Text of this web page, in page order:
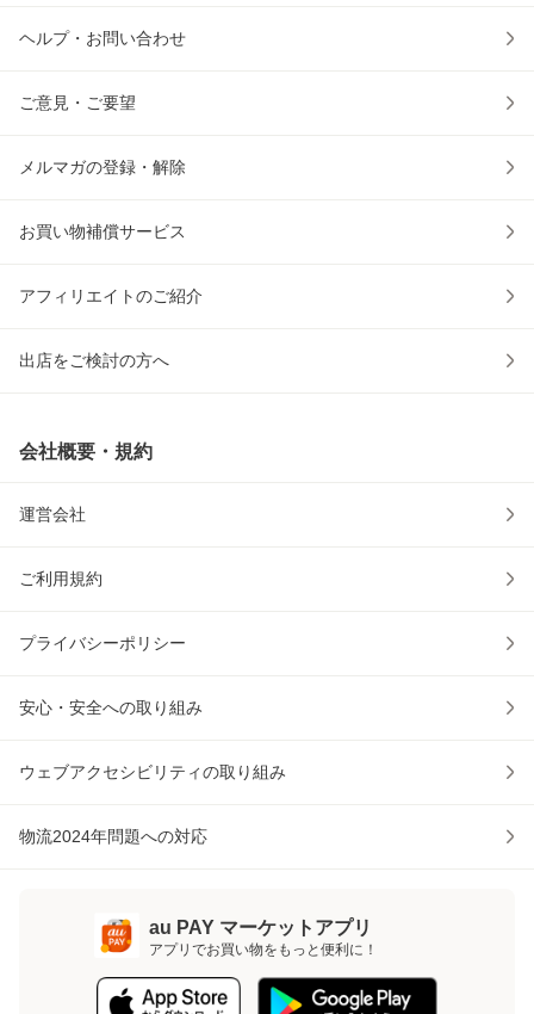
ヘルプ・お問い合わせ
ご意見・ご要望
メルマガの登録・解除
お買い物補償サービス
アフィリエイトのご紹介
出店をご検討の方へ
会社概要・規約
運営会社
ご利用規約
プライバシーポリシー
安心・安全への取り組み
ウェブアクセシビリティの取り組み
物流2024年問題への対応
au PAY マーケットアプリ
アプリでお買い物をもっと便利に！